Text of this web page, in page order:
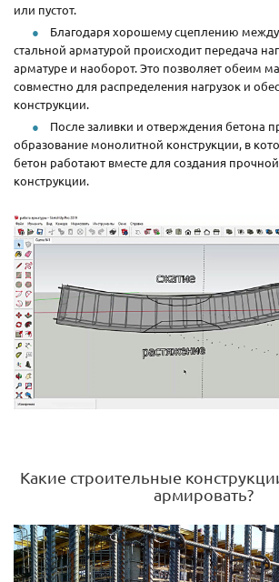
или пустот.
Благодаря хорошему сцеплению
стальной арматурой происходит передача
арматуре и наоборот. Это позволяет обеим
совместно для распределения нагрузок и
конструкции.
После заливки и отверждения бетона
образование монолитной конструкции, в
бетон работают вместе для создания
конструкции.
Какие строительные
армировать?